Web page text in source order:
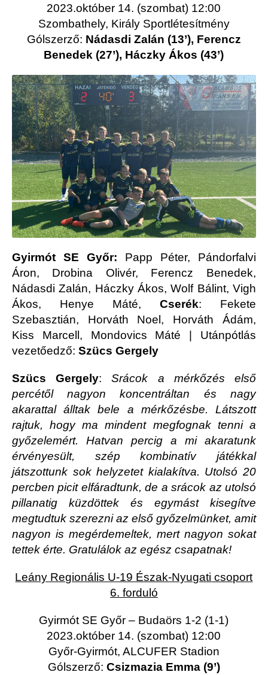
2023.október 14. (szombat) 12:00
Szombathely, Király Sportlétesítmény
Gólszerző: Nádasdi Zalán (13’), Ferencz
Benedek (27’), Háczky Ákos (43’)
Gyirmót SE Győr: Papp Péter, Pándorfalvi
Áron, Drobina Olivér, Ferencz Benedek,
Nádasdi Zalán, Háczky Ákos, Wolf Bálint, Vigh
Ákos, Henye Máté, Cserék: Fekete
Szebasztián, Horváth Noel, Horváth Ádám,
Kiss Marcell, Mondovics Máté | Utánpótlás
vezetőedző: Szücs Gergely
Szücs Gergely:Srácok a mérkőzés első
percétől nagyon koncentráltan és nagy
akarattal álltak bele a mérkőzésbe. Látszott
rajtuk, hogy ma mindent megfognak tenni a
győzelemért. Hatvan percig a mi akaratunk
érvényesült, szép kombinatív játékkal
játszottunk sok helyzetet kialakítva. Utolsó 20
percben picit elfáradtunk, de a srácok az utolsó
pillanatig küzdöttek és egymást kisegítve
megtudtuk szerezni az első győzelmünket, amit
nagyon is megérdemeltek, mert nagyon sokat
tettek érte. Gratulálok az egész csapatnak!
Leány Regionális U-19 Észak-Nyugati csoport
6. forduló
Gyirmót SE Győr – Budaörs 1-2 (1-1)
2023.október 14. (szombat) 12:00
Győr-Gyirmót, ALCUFER Stadion
Gólszerző: Csizmazia Emma (9’)